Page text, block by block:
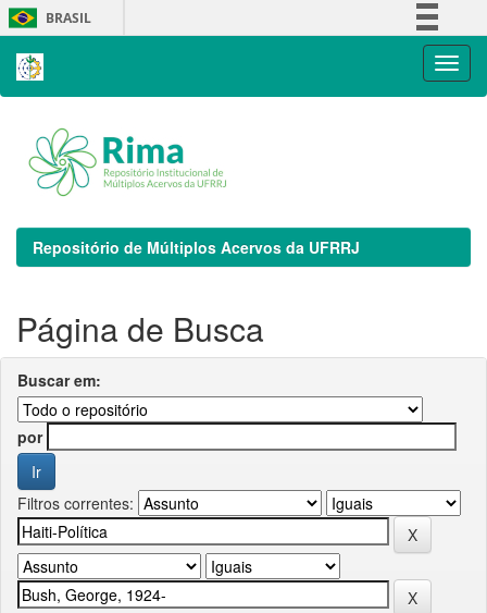
Skip
navigation
BRASIL
Repositório de Múltiplos Acervos da UFRRJ
Página de Busca
Buscar em:
por
Filtros correntes: